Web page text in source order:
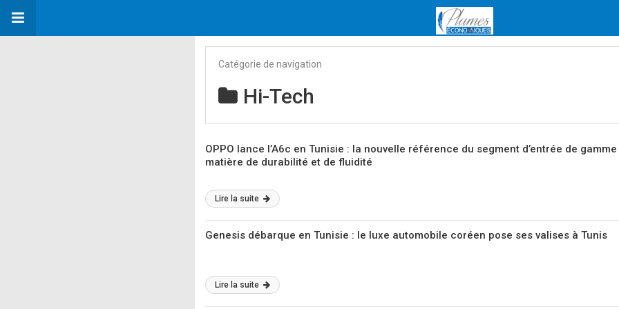
Catégorie de navigation
Hi-Tech
OPPO lance l’A6c en Tunisie : la nouvelle référence du segment d’entrée de
matière de durabilité et de fluidité
Lire la suite
Genesis débarque en Tunisie : le luxe automobile coréen pose ses valises à Tunis
Lire la suite